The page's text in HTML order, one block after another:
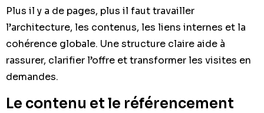
Plus il y a de pages, plus il faut travailler
l’architecture, les contenus, les liens internes et la
cohérence globale. Une structure claire aide à
rassurer, clarifier l’offre et transformer les visites en
demandes.
Le contenu et le référencement